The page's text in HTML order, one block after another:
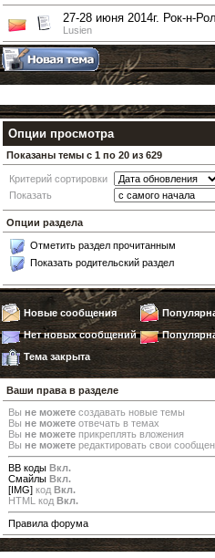
27-28 июня 2014г. Рок-н-
Lusien
Опции просмотра
Показаны темы с 1 по 20 из 629
Критерий сортировки
Показать
Опции раздела
Отметить раздел прочитанным
Показать родительский раздел
Новые сообщения
Нет новых сообщений
Тема закрыта
Ваши права в разделе
Вы не можете создавать новые темы
Вы не можете отвечать в темах
Вы не можете прикреплять вложения
Вы не можете редактировать свои
BB коды Вкл.
Смайлы Вкл.
[IMG] код Вкл.
HTML код Вкл.
Правила форума